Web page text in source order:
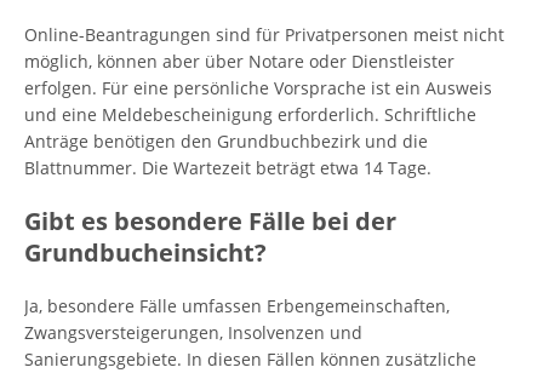
Online-Beantragungen sind für Privatpersonen meist nicht
möglich, können aber über Notare oder Dienstleister
erfolgen. Für eine persönliche Vorsprache ist ein Ausweis
und eine Meldebescheinigung erforderlich. Schriftliche
Anträge benötigen den Grundbuchbezirk und die
Blattnummer. Die Wartezeit beträgt etwa 14 Tage.
Gibt es besondere Fälle bei der
Grundbucheinsicht?
Ja, besondere Fälle umfassen Erbengemeinschaften,
Zwangsversteigerungen, Insolvenzen und
Sanierungsgebiete. In diesen Fällen können zusätzliche